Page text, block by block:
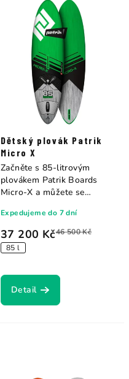
Dětský plovák Patrik
Micro X
37 200 Kč46 500 Kč
85 l
Expedujeme do 7 dní
Detail
Začněte s 85-litrovým
plovákem Patrik Boards
Micro-X a můžete se